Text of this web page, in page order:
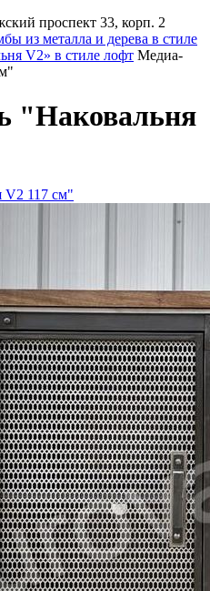
проспект 33, корп. 2
из металла и дерева в стиле
V2» в стиле лофт Медиа-
"Наковальня